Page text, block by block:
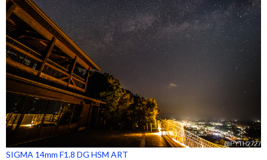
SIGMA 14mm F1.8 DG HSM ART